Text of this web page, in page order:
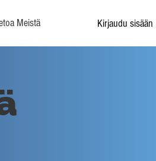
Meistä Kirjaudu sisään